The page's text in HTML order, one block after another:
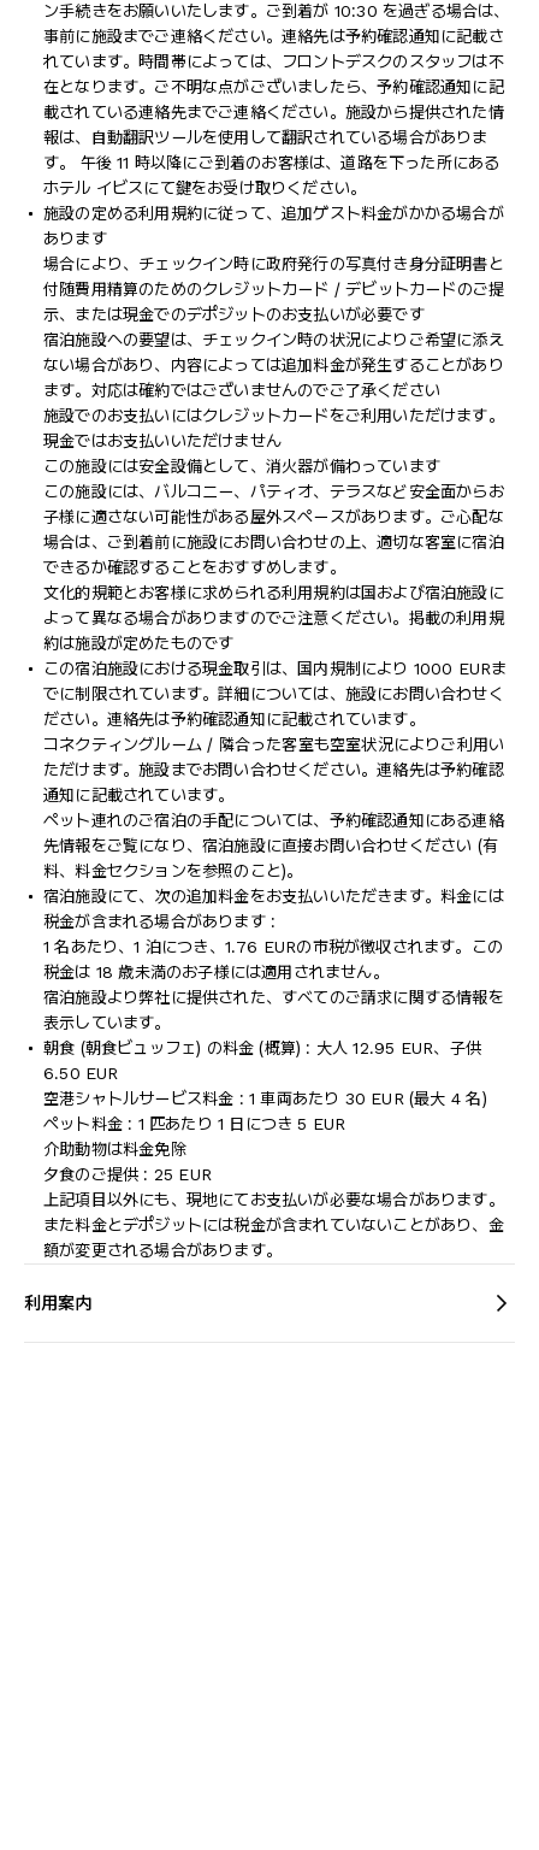
ン手続きをお願いいたします。ご到着が 10:30 を過ぎる場合は、
事前に施設までご連絡ください。連絡先は予約確認通知に記載さ
れています。時間帯によっては、フロントデスクのスタッフは不
在となります。ご不明な点がございましたら、予約確認通知に記
載されている連絡先までご連絡ください。施設から提供された情
報は、自動翻訳ツールを使用して翻訳されている場合がありま
す。 午後 11 時以降にご到着のお客様は、道路を下った所にある
ホテル イビスにて鍵をお受け取りください。
施設の定める利用規約に従って、追加ゲスト料金がかかる場合が
あります
場合により、チェックイン時に政府発行の写真付き身分証明書と
付随費用精算のためのクレジットカード / デビットカードのご提
示、または現金でのデポジットのお支払いが必要です
宿泊施設への要望は、チェックイン時の状況によりご希望に添え
ない場合があり、内容によっては追加料金が発生することがあり
ます。対応は確約ではございませんのでご了承ください
施設でのお支払いにはクレジットカードをご利用いただけます。
現金ではお支払いいただけません
この施設には安全設備として、消火器が備わっています
この施設には、バルコニー、パティオ、テラスなど安全面からお
子様に適さない可能性がある屋外スペースがあります。ご心配な
場合は、ご到着前に施設にお問い合わせの上、適切な客室に宿泊
できるか確認することをおすすめします。
文化的規範とお客様に求められる利用規約は国および宿泊施設に
よって異なる場合がありますのでご注意ください。掲載の利用規
約は施設が定めたものです
この宿泊施設における現金取引は、国内規制により 1000 EURま
でに制限されています。詳細については、施設にお問い合わせく
ださい。連絡先は予約確認通知に記載されています。
コネクティングルーム / 隣合った客室も空室状況によりご利用い
ただけます。施設までお問い合わせください。連絡先は予約確認
通知に記載されています。
ペット連れのご宿泊の手配については、予約確認通知にある連絡
先情報をご覧になり、宿泊施設に直接お問い合わせください (有
料、料金セクションを参照のこと)。
宿泊施設にて、次の追加料金をお支払いいただきます。料金には
税金が含まれる場合があります :
1 名あたり、1 泊につき、1.76 EURの市税が徴収されます。この
税金は 18 歳未満のお子様には適用されません。
宿泊施設より弊社に提供された、すべてのご請求に関する情報を
表示しています。
朝食 (朝食ビュッフェ) の料金 (概算) : 大人 12.95 EUR、子供
6.50 EUR
空港シャトルサービス料金 : 1 車両あたり 30 EUR (最大 4 名)
ペット料金 : 1 匹あたり 1 日につき 5 EUR
介助動物は料金免除
夕食のご提供 : 25 EUR
上記項目以外にも、現地にてお支払いが必要な場合があります。
また料金とデポジットには税金が含まれていないことがあり、金
額が変更される場合があります。
利用案内